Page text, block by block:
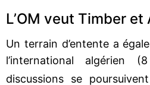
L’OM veut Timber et
Un terrain d’entente a
l’international algérien
discussions se